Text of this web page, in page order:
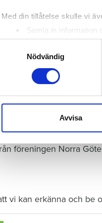
Med din tillåtelse skulle vi
Samla in information
Identifiera din enhet
Ta reda på mer om hur
eller dra tillbaka ditt
sociala medier och
till de sociala medier och
Nödvändig
Avvisa
Göteborg), Stefan Lagholm
Pamela Möller-Ajani (Norra
Eric Theander (Södra Bohuslän),
Lisbeth Pipping
av hårda tider.
ombildningshot och
och tappet under
möttes av applåder.
föreningen Norra
vi kan erkänna och be